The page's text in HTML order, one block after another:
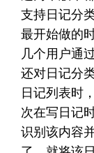
支持日记分
最开始做的
几个用户通
还对日记分
日记列表时
次在写日记
识别该内容